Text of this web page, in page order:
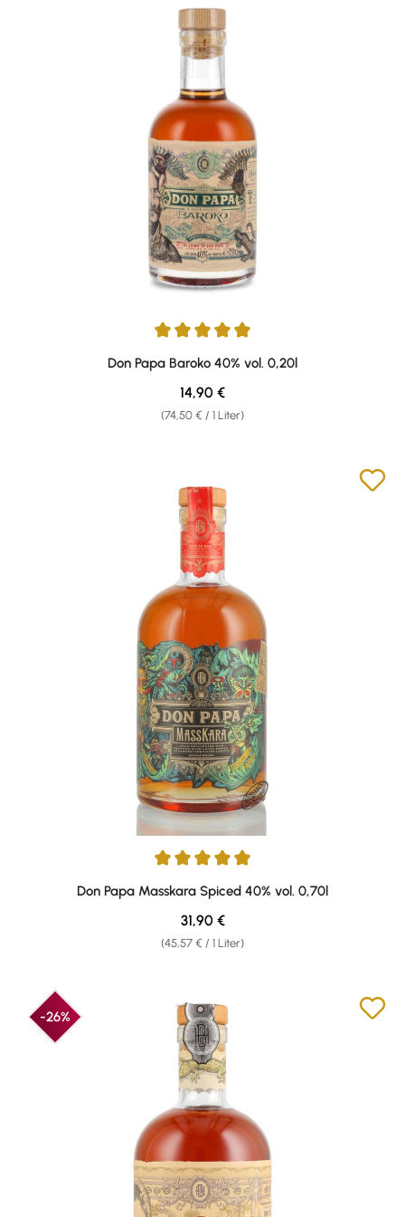
Durchschnittliche Bewertung von 5 von 5 Sternen
Don Papa Baroko 40% vol. 0,20l
(74,50 € / 1 Liter)
Regulärer Preis:
14,90 €
Durchschnittliche Bewertung von 4.89 von 5 Sternen
Don Papa Masskara Spiced 40% vol. 0,70l
(45,57 € / 1 Liter)
Regulärer Preis:
31,90 €
-26%